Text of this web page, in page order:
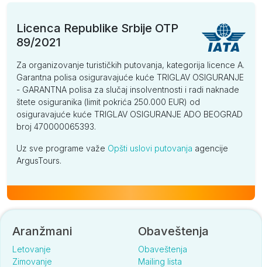
Licenca Republike Srbije OTP
89/2021
Za organizovanje turističkih putovanja, kategorija licence A.
Garantna polisa osiguravajuće kuće TRIGLAV OSIGURANJE
- GARANTNA polisa za slučaj insolventnosti i radi naknade
štete osiguranika (limit pokrića 250.000 EUR) od
osiguravajuće kuće TRIGLAV OSIGURANJE ADO BEOGRAD
broj 470000065393.
Uz sve programe važe Opšti uslovi putovanja agencije
ArgusTours.
Aranžmani
Letovanje
Zimovanje
Obaveštenja
Obaveštenja
Mailing lista